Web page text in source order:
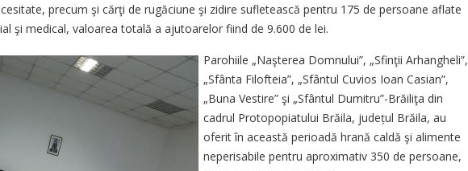
precum şi cărţi de rugăciune şi zidire sufletească pentru 175 de persoane aflate
şi medical, valoarea totală a ajutoarelor fiind de 9.600 de lei.
Parohiile „Naşterea Domnului”, „Sfinţii Arhangheli”,
„Sfânta Filofteia”, „Sfântul Cuvios Ioan Casian”,
„Buna Vestire” şi „Sfântul Dumitru”-Brăiliţa din
cadrul Protopopiatului Brăila, județul Brăila, au
oferit în această perioadă hrană caldă şi alimente
neperisabile pentru aproximativ 350 de persoane,